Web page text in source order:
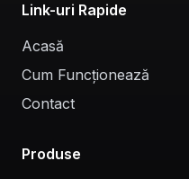
Link-uri Rapide
Acasă
Cum Funcționează
Contact
Produse